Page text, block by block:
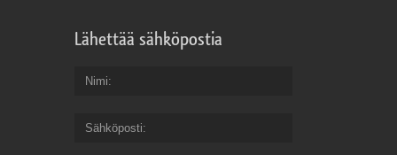
Lähettää sähköpostia
Nimi
Sähköposti